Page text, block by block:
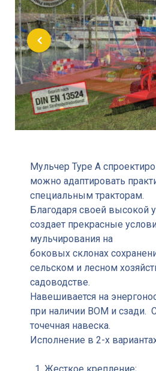
Мульчер Type A
можно адаптировать
специальным тракторам.
Благодаря своей высокой
создает прекрасные
мульчирования на
боковых склонах
сельском и лесном
садоводстве.
Навешивается на
при наличии ВОМ и сзади.
точечная навеска.
Исполнение в 2-х